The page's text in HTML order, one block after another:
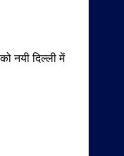
नयी दिल्ली में